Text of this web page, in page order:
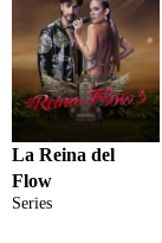
La Reina del
Flow
Series